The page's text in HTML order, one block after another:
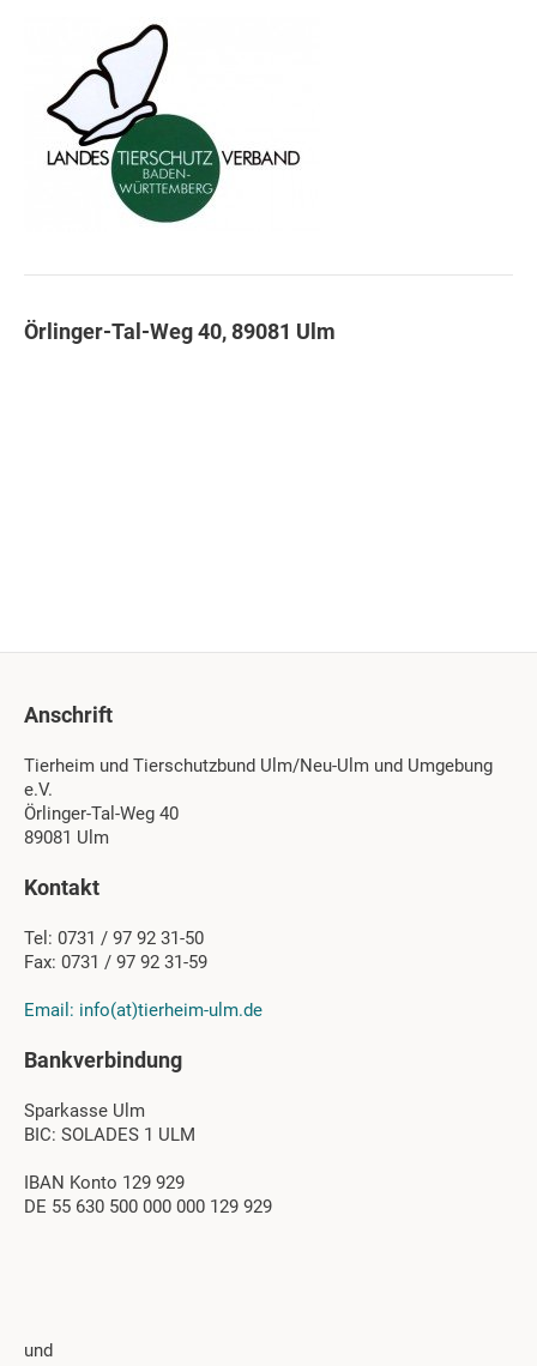
Örlinger-Tal-Weg 40, 89081 Ulm
Anschrift
Tierheim und Tierschutzbund Ulm/Neu-Ulm und Umgebung
e.V.
Örlinger-Tal-Weg 40
89081 Ulm
Kontakt
Tel: 0731 / 97 92 31-50
Fax: 0731 / 97 92 31-59
Email: info(at)tierheim-ulm.de
Bankverbindung
Sparkasse Ulm
BIC: SOLADES 1 ULM
IBAN Konto 129 929
DE 55 630 500 000 000 129 929
und